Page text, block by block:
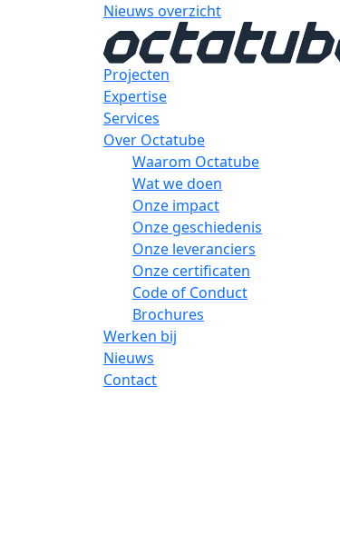
Projecten
Expertise
Services
Over Octatube
Waarom Octatube
Wat we doen
Onze impact
Onze geschiedenis
Onze leveranciers
Onze certificaten
Code of Conduct
Brochures
Werken bij
Nieuws
Contact
Nieuws overzicht